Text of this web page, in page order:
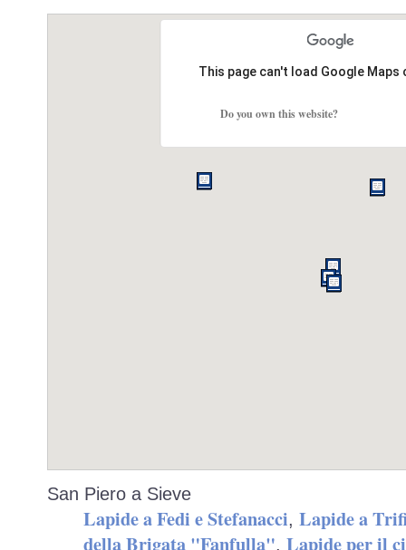
This page can't load Google
Do you own this website?
San Piero a Sieve
Lapide a Fedi e Stefanacci, Lapide a
della Brigata "Fanfulla", Lapide per il